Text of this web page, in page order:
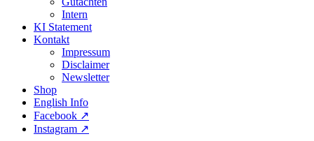
Intern
KI Statement
Kontakt
Impressum
Disclaimer
Newsletter
Shop
English Info
Facebook ↗︎
Instagram ↗︎